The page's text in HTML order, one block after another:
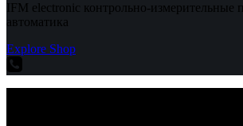
IFM electronic контрольно-измерительные
автоматика
Explore Shop